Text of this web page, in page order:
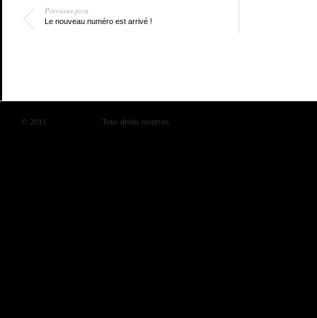
Previous post
Le nouveau numéro est arrivé !
© 2011 . Tous droits réservés.